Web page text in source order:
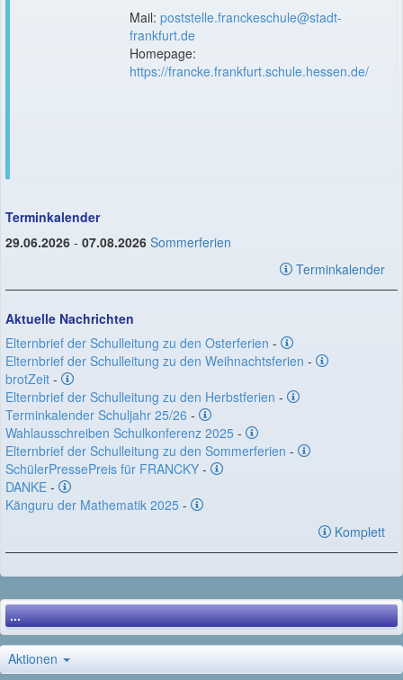
Mail: poststelle.franckeschule@stadt-
frankfurt.de
Homepage:
https://francke.frankfurt.schule.hessen.de/
Terminkalender
29.06.2026 - 07.08.2026 Sommerferien
Terminkalender
Aktuelle Nachrichten
Elternbrief der Schulleitung zu den Osterferien -
Elternbrief der Schulleitung zu den Weihnachtsferien -
brotZeit -
Elternbrief der Schulleitung zu den Herbstferien -
Terminkalender Schuljahr 25/26 -
Wahlausschreiben Schulkonferenz 2025 -
Elternbrief der Schulleitung zu den Sommerferien -
SchülerPressePreis für FRANCKY -
DANKE -
Känguru der Mathematik 2025 -
Komplett
...
Aktionen